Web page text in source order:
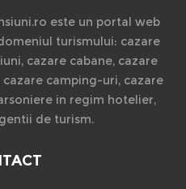
este un portal web
turismului: cazare
cazare cabane, cazare
camping-uri, cazare
in regim hotelier,
de turism.